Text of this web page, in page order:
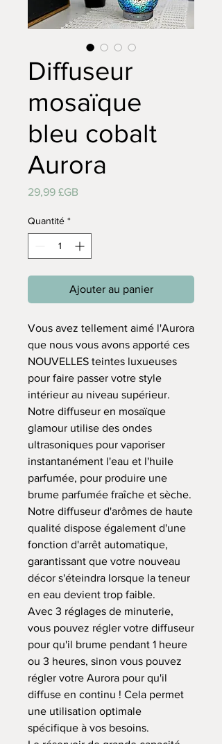
Diffuseur
mosaïque
bleu cobalt
Aurora
29,99 £GB
Quantité *
Ajouter au panier
Vous avez tellement aimé l'Aurora
que nous vous avons apporté ces
NOUVELLES teintes luxueuses
pour faire passer votre style
intérieur au niveau supérieur.
Notre diffuseur en mosaïque
glamour utilise des ondes
ultrasoniques pour vaporiser
instantanément l'eau et l'huile
parfumée, pour produire une
brume parfumée fraîche et sèche.
Notre diffuseur d'arômes de haute
qualité dispose également d'une
fonction d'arrêt automatique,
garantissant que votre nouveau
décor s'éteindra lorsque la teneur
en eau devient trop faible.
Avec 3 réglages de minuterie,
vous pouvez régler votre diffuseur
pour qu'il brume pendant 1 heure
ou 3 heures, sinon vous pouvez
régler votre Aurora pour qu'il
diffuse en continu ! Cela permet
une utilisation optimale
spécifique à vos besoins.